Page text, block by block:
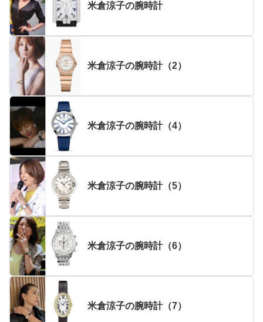
米倉涼子の腕時計
米倉涼子の腕時計（2）
米倉涼子の腕時計（4）
米倉涼子の腕時計（5）
米倉涼子の腕時計（6）
米倉涼子の腕時計（7）